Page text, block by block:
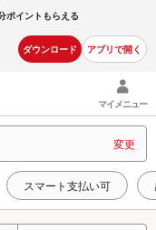
ポイントもらえる
ダウンロード アプリで開く
マイメニュー
変更
スマート支払い可